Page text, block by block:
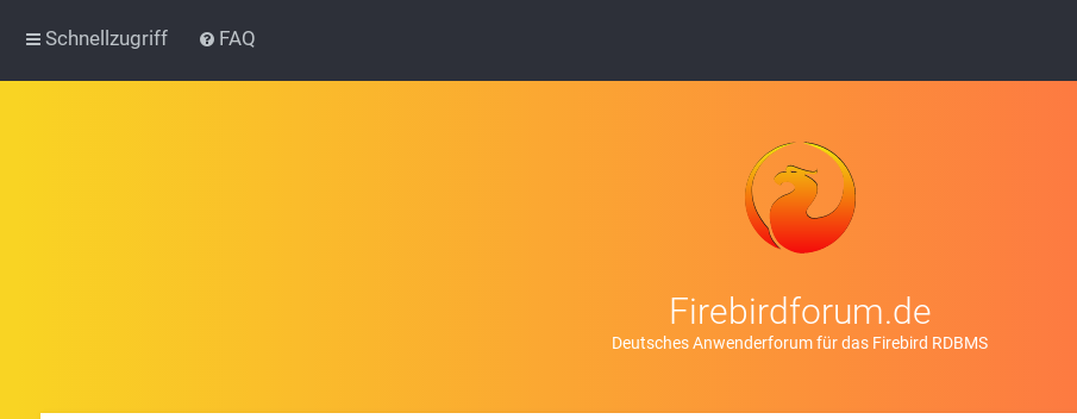
Schnellzugriff FAQ
Firebirdforum.de
Deutsches Anwenderforum für das Firebird RDBMS